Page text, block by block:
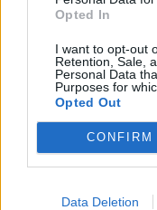
Opted In
I want to opt-out
Retention, Sale,
Personal Data
Purposes for
Opted Out
CONFIRM
Data Deletion
Η φρεγάτα
ιδιαίτερα
συντήρησης
31 ΙΟΥΛ. 2026, 05:04